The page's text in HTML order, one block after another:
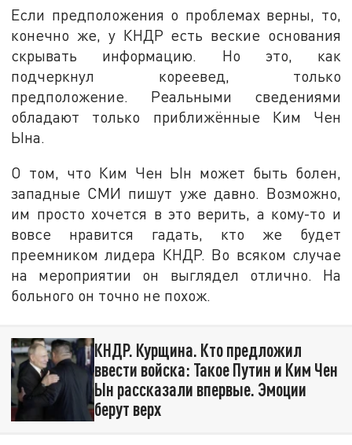
Если предположения о проблемах верны, то,
конечно же, у КНДР есть веские основания
скрывать информацию. Но это, как
подчеркнул кореевед, только
предположение. Реальными сведениями
обладают только приближённые Ким Чен
Ына.
О том, что Ким Чен Ын может быть болен,
западные СМИ пишут уже давно. Возможно,
им просто хочется в это верить, а кому-то и
вовсе нравится гадать, кто же будет
преемником лидера КНДР. Во всяком случае
на мероприятии он выглядел отлично. На
больного он точно не похож.
КНДР. Курщина. Кто предложил
ввести войска: Такое Путин и Ким Чен
Ын рассказали впервые. Эмоции
берут верх